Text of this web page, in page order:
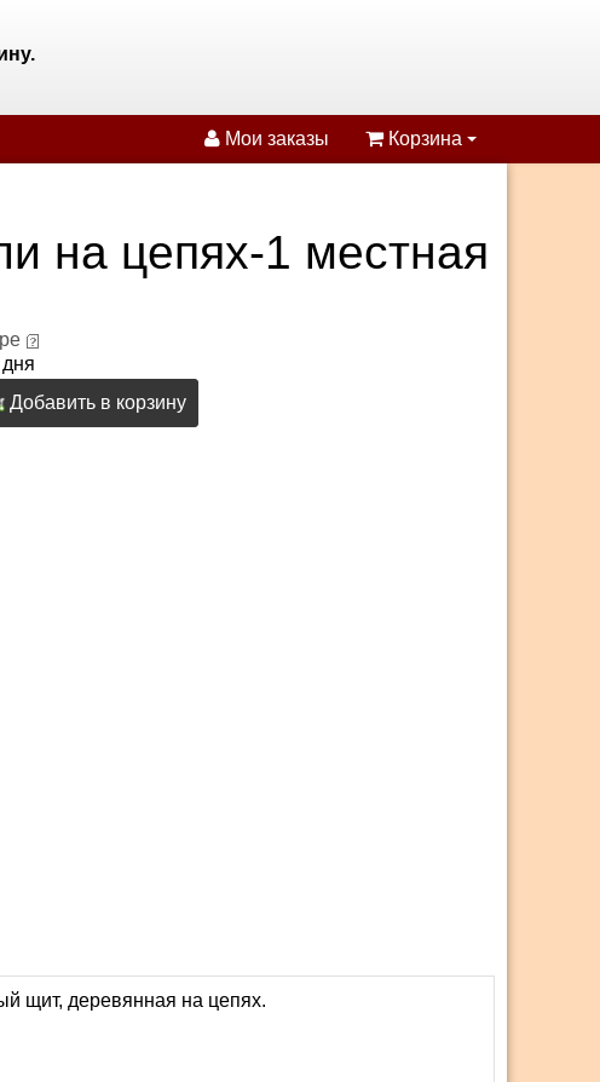
Мои заказы Корзина
на цепях-1 местная
Добавить в корзину
деревянная на цепях.